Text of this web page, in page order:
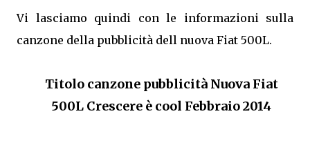
Vi lasciamo quindi con le informazioni sulla
canzone della pubblicità dell nuova Fiat 500L.
Titolo canzone pubblicità Nuova Fiat
500L Crescere è cool Febbraio 2014